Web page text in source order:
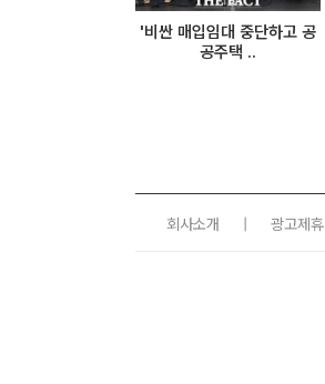
'비싼 매입임대 중단하고 공
공주택 ..
회사소개 광고제휴